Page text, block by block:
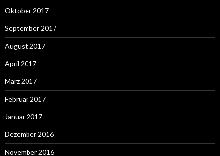
Oktober 2017
September 2017
August 2017
April 2017
März 2017
Februar 2017
Januar 2017
Dezember 2016
November 2016